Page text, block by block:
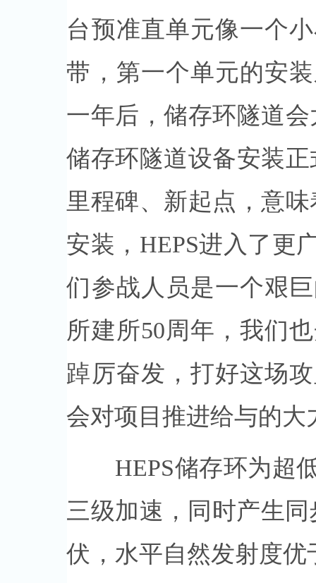
台预准直单元像一个
带，第一个单元的安
一年后，储存环隧道
储存环隧道设备安装
里程碑、新起点，意
安装，HEPS进入了更
们参战人员是一个艰
所建所50周年，我们
踔厉奋发，打好这场
会对项目推进给与的大
HEPS储存环为超低
三级加速，同时产生
伏，水平自然发射度优